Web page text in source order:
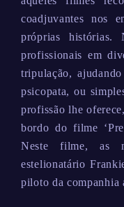
coadjuvantes nos
próprias histórias.
profissionais em
tripulação,
psicopata, ou
profissão lhe
bordo do filme
Neste filme, as
estelionatário
piloto da companhia